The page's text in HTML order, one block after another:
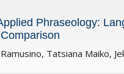
Phraseology:
Tatsiana Maiko,